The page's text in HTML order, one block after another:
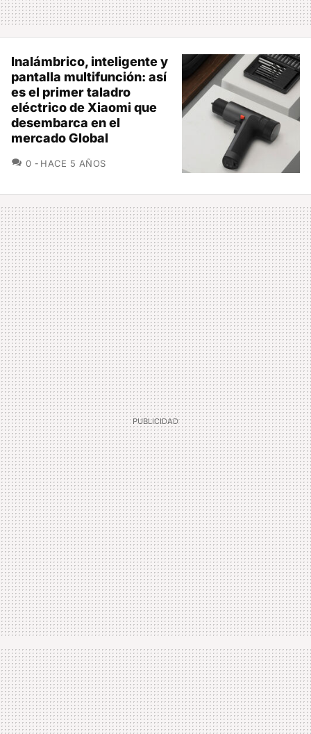
Inalámbrico, inteligente y
pantalla multifunción: así
es el primer taladro
eléctrico de Xiaomi que
desembarca en el
mercado Global
0 COMENTARIOS
HACE 5 AÑOS